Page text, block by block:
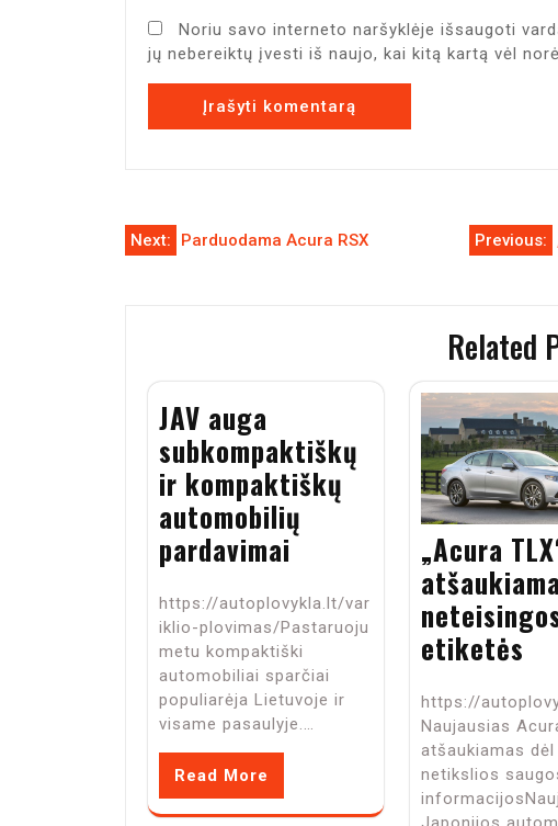
Noriu savo interneto naršyklėje išsaugoti
jų nebereiktų įvesti iš naujo, kai kitą kartą vėl
Navigacija
Previous:
Next: Parduodama Acura RSX
Related
JAV auga
subkompaktiškų
ir kompaktiškų
automobilių
pardavimai
https://autoplovykla.lt/var
iklio-plovimas/Pastaruoju
metu kompaktiški
automobiliai sparčiai
populiarėja Lietuvoje ir
visame pasaulyje.…
Read More
„Acura
etiketės
https://
Naujausias
atšaukiamas dėl
netikslios